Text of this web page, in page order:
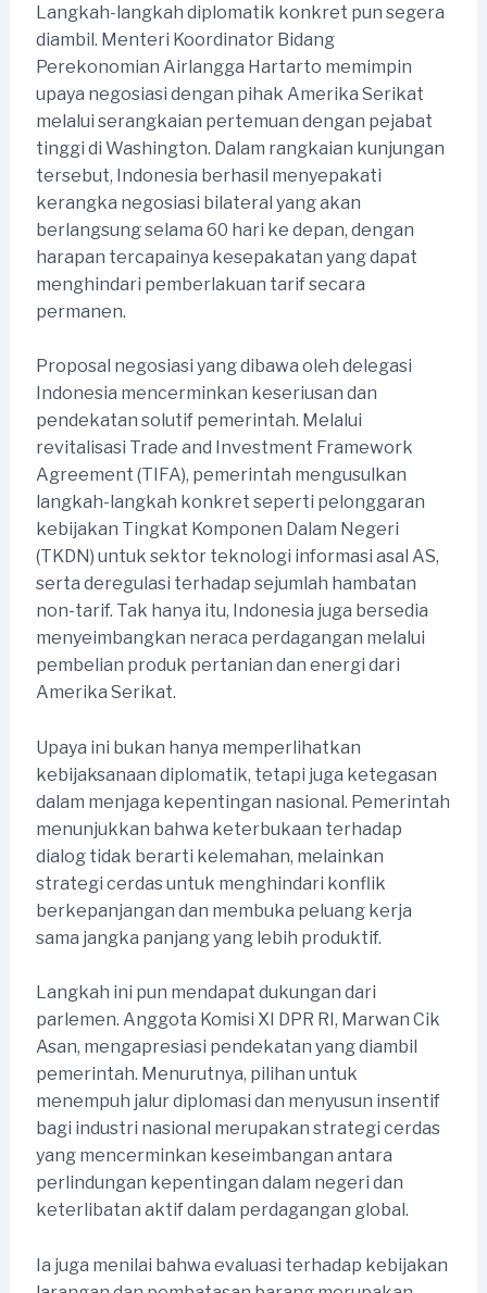
Langkah-langkah diplomatik konkret pun segera
diambil. Menteri Koordinator Bidang
Perekonomian Airlangga Hartarto memimpin
upaya negosiasi dengan pihak Amerika Serikat
melalui serangkaian pertemuan dengan pejabat
tinggi di Washington. Dalam rangkaian kunjungan
tersebut, Indonesia berhasil menyepakati
kerangka negosiasi bilateral yang akan
berlangsung selama 60 hari ke depan, dengan
harapan tercapainya kesepakatan yang dapat
menghindari pemberlakuan tarif secara
permanen.
Proposal negosiasi yang dibawa oleh delegasi
Indonesia mencerminkan keseriusan dan
pendekatan solutif pemerintah. Melalui
revitalisasi Trade and Investment Framework
Agreement (TIFA), pemerintah mengusulkan
langkah-langkah konkret seperti pelonggaran
kebijakan Tingkat Komponen Dalam Negeri
(TKDN) untuk sektor teknologi informasi asal AS,
serta deregulasi terhadap sejumlah hambatan
non-tarif. Tak hanya itu, Indonesia juga bersedia
menyeimbangkan neraca perdagangan melalui
pembelian produk pertanian dan energi dari
Amerika Serikat.
Upaya ini bukan hanya memperlihatkan
kebijaksanaan diplomatik, tetapi juga ketegasan
dalam menjaga kepentingan nasional. Pemerintah
menunjukkan bahwa keterbukaan terhadap
dialog tidak berarti kelemahan, melainkan
strategi cerdas untuk menghindari konflik
berkepanjangan dan membuka peluang kerja
sama jangka panjang yang lebih produktif.
Langkah ini pun mendapat dukungan dari
parlemen. Anggota Komisi XI DPR RI, Marwan Cik
Asan, mengapresiasi pendekatan yang diambil
pemerintah. Menurutnya, pilihan untuk
menempuh jalur diplomasi dan menyusun insentif
bagi industri nasional merupakan strategi cerdas
yang mencerminkan keseimbangan antara
perlindungan kepentingan dalam negeri dan
keterlibatan aktif dalam perdagangan global.
Ia juga menilai bahwa evaluasi terhadap kebijakan